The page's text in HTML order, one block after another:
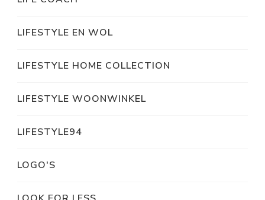
LIFESTYLE EN WOL
LIFESTYLE HOME COLLECTION
LIFESTYLE WOONWINKEL
LIFESTYLE94
LOGO'S